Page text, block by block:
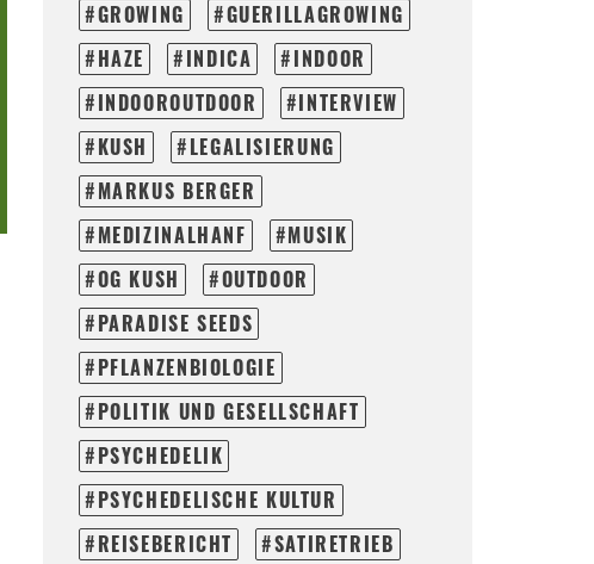
GROWING
GUERILLAGROWING
HAZE
INDICA
INDOOR
INDOOROUTDOOR
INTERVIEW
KUSH
LEGALISIERUNG
MARKUS BERGER
MEDIZINALHANF
MUSIK
OG KUSH
OUTDOOR
PARADISE SEEDS
PFLANZENBIOLOGIE
POLITIK UND GESELLSCHAFT
PSYCHEDELIK
PSYCHEDELISCHE KULTUR
REISEBERICHT
SATIRETRIEB